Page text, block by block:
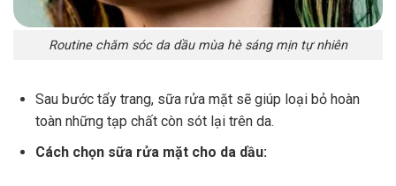
Routine chăm sóc da dầu mùa hè sáng mịn tự nhiên
Sau bước tẩy trang, sữa rửa mặt sẽ giúp loại bỏ hoàn
toàn những tạp chất còn sót lại trên da.
Cách chọn sữa rửa mặt cho da dầu: